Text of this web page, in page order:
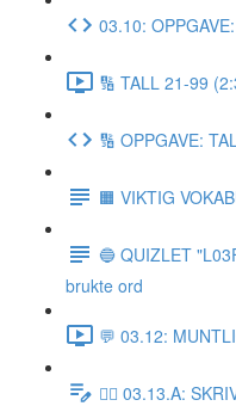
03.10:
🔢 TALL 21-99
🔢 OPPGAVE:
🟧 VIKTIG
🔵 QUIZLET
brukte ord
💬 03.12:
✍🏼 03.13.A: